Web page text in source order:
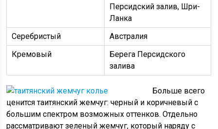
Персидский залив, Шри-
Ланка
Серебристый
Австралия
Кремовый
Берега Персидского
залива
Больше всего
ценится таитянский жемчуг: черный и коричневый с
большим спектром возможных оттенков. Отдельно
рассматривают зеленый жемчуг, который наряду с